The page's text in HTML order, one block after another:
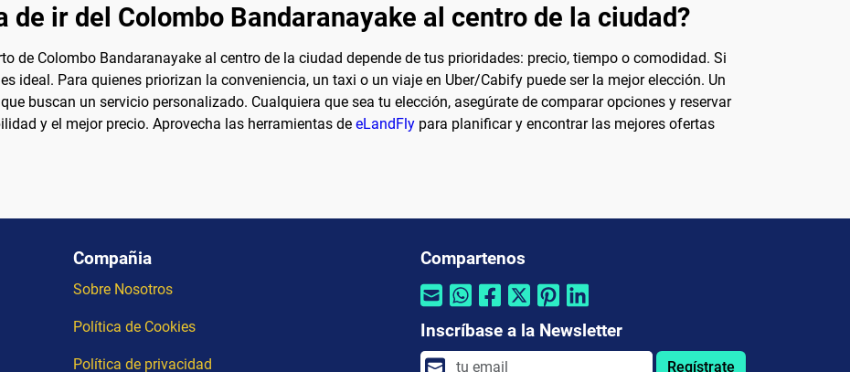
de ir del Colombo Bandaranayake al centro de la ciudad?
de Colombo Bandaranayake al centro de la ciudad depende de tus prioridades: precio, tiempo o comodidad. Si
ideal. Para quienes priorizan la conveniencia, un taxi o un viaje en Uber/Cabify puede ser la mejor elección. Un
buscan un servicio personalizado. Cualquiera que sea tu elección, asegúrate de comparar opciones y reservar
y el mejor precio. Aprovecha las herramientas de eLandFly para planificar y encontrar las mejores ofertas
Compañia
Sobre Nosotros
Política de Cookies
Política de privacidad
Compartenos
Inscríbase a la Newsletter
Regístrate